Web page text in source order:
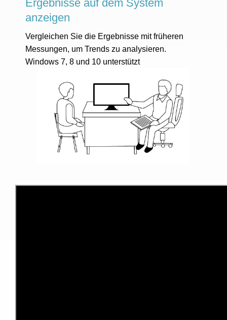
Ergebnisse auf dem System
anzeigen
Vergleichen Sie die Ergebnisse mit früheren
Messungen, um Trends zu analysieren.
Windows 7, 8 und 10 unterstützt